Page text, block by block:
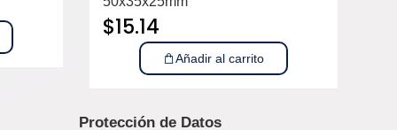
$15.14
Añadir al carrito
Protección de Datos